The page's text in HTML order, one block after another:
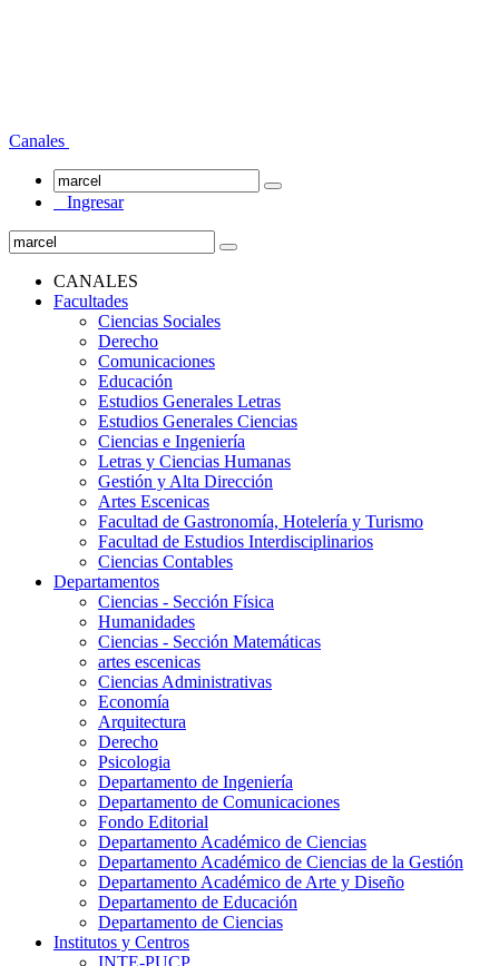
Canales
Ingresar
CANALES
Facultades
Ciencias Sociales
Derecho
Comunicaciones
Educación
Estudios Generales Letras
Estudios Generales Ciencias
Ciencias e Ingeniería
Letras y Ciencias Humanas
Gestión y Alta Dirección
Artes Escenicas
Facultad de Gastronomía, Hotelería y Turismo
Facultad de Estudios Interdisciplinarios
Ciencias Contables
Departamentos
Ciencias - Sección Física
Humanidades
Ciencias - Sección Matemáticas
artes escenicas
Ciencias Administrativas
Economía
Arquitectura
Derecho
Psicologia
Departamento de Ingeniería
Departamento de Comunicaciones
Fondo Editorial
Departamento Académico de Ciencias
Departamento Académico de Ciencias de la Gestión
Departamento Académico de Arte y Diseño
Departamento de Educación
Departamento de Ciencias
Institutos y Centros
INTE-PUCP